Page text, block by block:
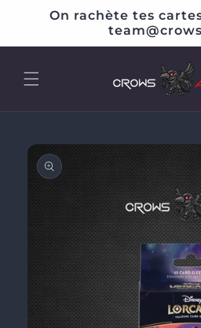
passer
contenu
On rachète tes
Passer aux
informations
produits